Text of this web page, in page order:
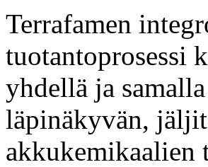
Terrafamen
tuotantoprosessi
yhdellä ja
läpinäkyvän,
akkukemikaalien